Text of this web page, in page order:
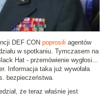
DEF CON poprosili agentów
w spotkaniu. Tymczasem na
Hat - przemówienie wygłosi...
Informacja taka już wywołała
bezpieczeństwa.
że teraz właśnie jest